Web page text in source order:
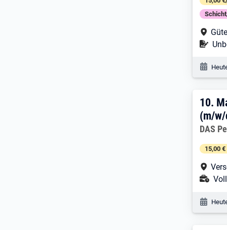
10.
10.
(m/
DAS
15,00